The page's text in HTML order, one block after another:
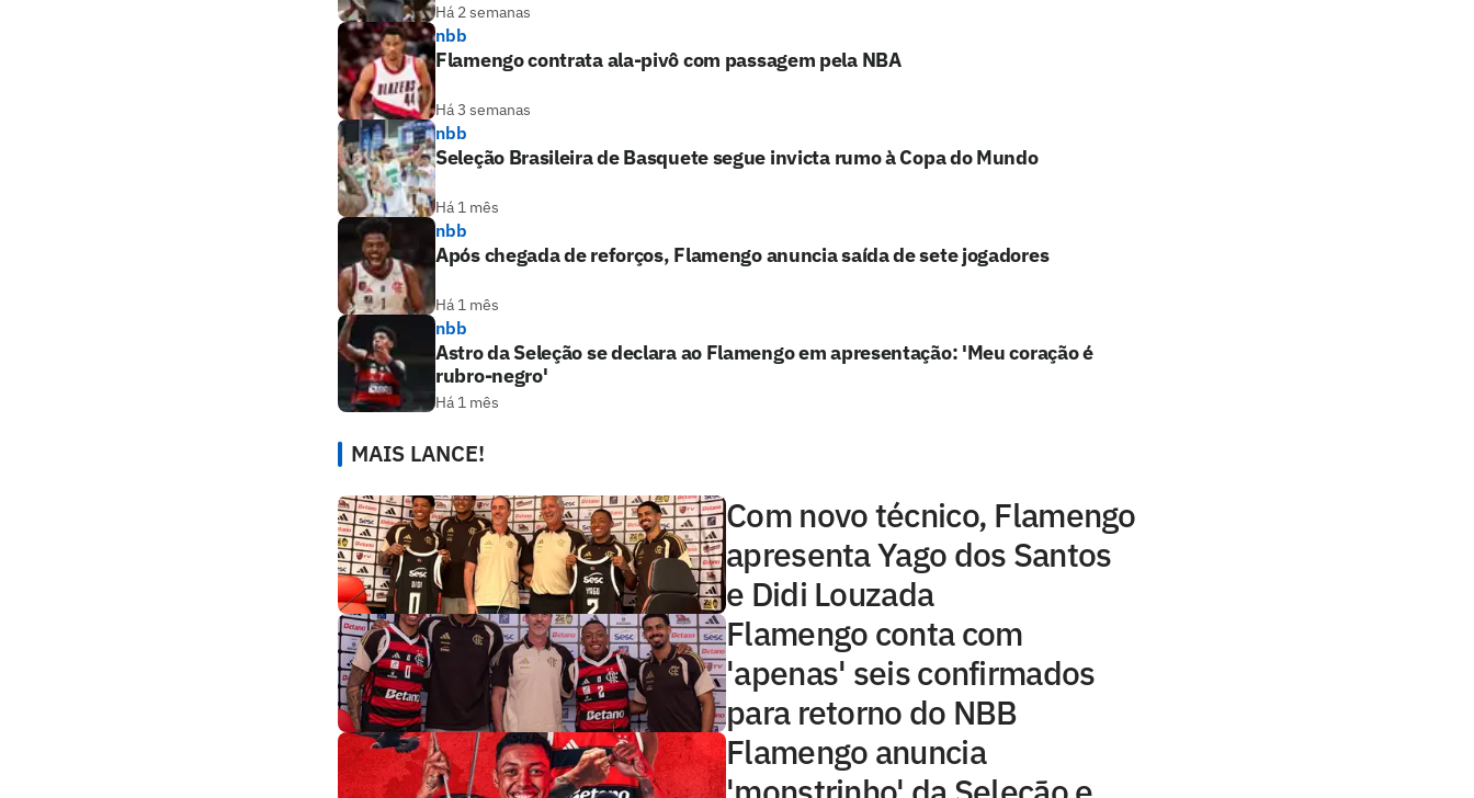
Há 2 semanas
nbb
Flamengo contrata ala-pivô com passagem pela NBA
Há 3 semanas
nbb
Seleção Brasileira de Basquete segue invicta rumo à Copa do Mundo
Há 1 mês
nbb
Após chegada de reforços, Flamengo anuncia saída de sete jogadores
Há 1 mês
nbb
Astro da Seleção se declara ao Flamengo em apresentação: 'Meu coração é
rubro-negro'
Há 1 mês
MAIS LANCE!
Com novo técnico, Flamengo
apresenta Yago dos Santos
e Didi Louzada
Flamengo conta com
'apenas' seis confirmados
para retorno do NBB
Flamengo anuncia